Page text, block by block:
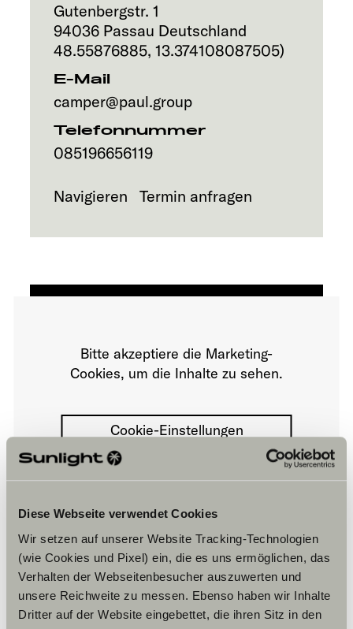
Diese Webseite verwendet Cookies
Wir setzen auf unserer Website Tracking-Technologien
(wie Cookies und Pixel) ein, die es uns ermöglichen, das
Verhalten der Webseitenbesucher auszuwerten und
unsere Reichweite zu messen. Ebenso haben wir Inhalte
Dritter auf der Website eingebettet, die ihren Sitz in den
Gutenbergstr. 1
94036 Passau Deutschland
48.55876885, 13.374108087505)
E-Mail
camper@paul.group
Telefonnummer
085196656119
Navigieren Termin anfragen
Öffnungszeiten
FAHRZEUGVERKAUF
Bitte akzeptiere die Marketing-
Cookies, um die Inhalte zu sehen.
Cookie-Einstellungen